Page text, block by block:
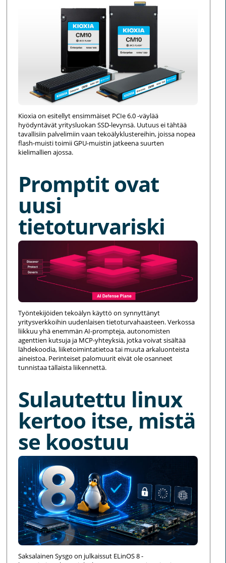
Kioxia on esitellyt ensimmäiset PCIe 6.0 -väylää
hyödyntävät yritysluokan SSD-levynsä. Uutuus ei tähtää
tavallisiin palvelimiin vaan tekoälyklustereihin, joissa nopea
flash-muisti toimii GPU-muistin jatkeena suurten
kielimallien ajossa.
Promptit ovat
uusi
tietoturvariski
Työntekijöiden tekoälyn käyttö on synnyttänyt
yritysverkkoihin uudenlaisen tietoturvahaasteen. Verkossa
liikkuu yhä enemmän AI-prompteja, autonomisten
agenttien kutsuja ja MCP-yhteyksiä, jotka voivat sisältää
lähdekoodia, liiketoimintatietoa tai muuta arkaluonteista
aineistoa. Perinteiset palomuurit eivät ole osanneet
tunnistaa tällaista liikennettä.
Sulautettu linux
kertoo itse, mistä
se koostuu
Saksalainen Sysgo on julkaissut ELinOS 8 -